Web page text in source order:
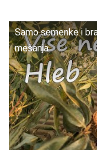
Samo semenke i
mešanja